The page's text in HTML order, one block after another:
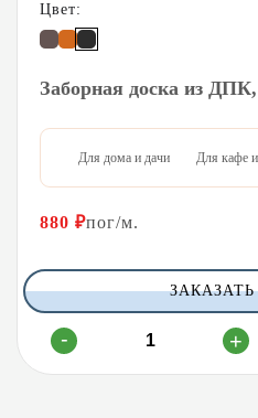
Цвет:
Заборная доска из
Для дома и дачи Для кафе
880 ₽пог/м.